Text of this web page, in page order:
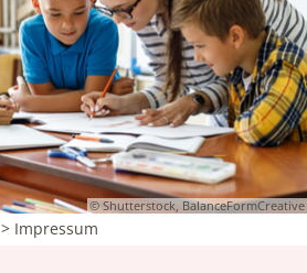
© Shutterstock, BalanceFormCreative
> Impressum